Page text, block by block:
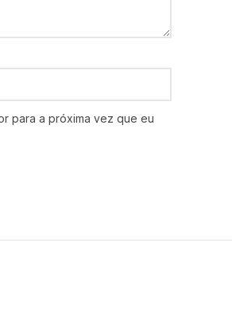
para a próxima vez que eu